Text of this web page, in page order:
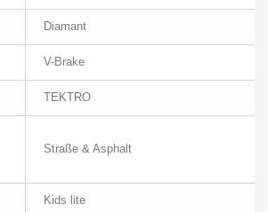
Diamant
V-Brake
TEKTRO
Straße & Asphalt
Kids lite